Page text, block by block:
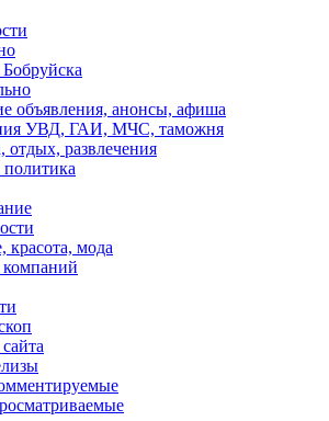
объявления, анонсы, афиша
УВД, ГАИ, МЧС, таможня
отдых, развлечения
политика
красота, мода